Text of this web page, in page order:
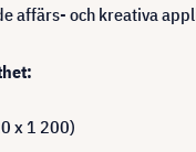
affärs- och kreativa
x 1 200)